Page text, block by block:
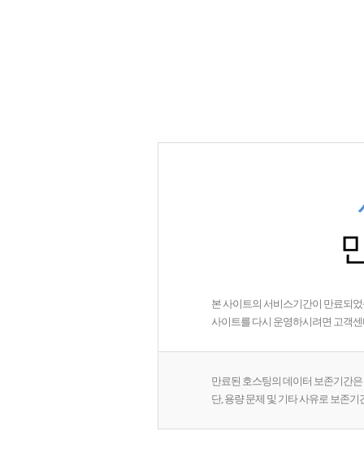
본 사이트의 서비스기간이 만료되
사이트를 다시 운영하시려면 고객
만료된 호스팅의 데이터 보존기간
단, 용량 문제 및 기타 사유로 보존